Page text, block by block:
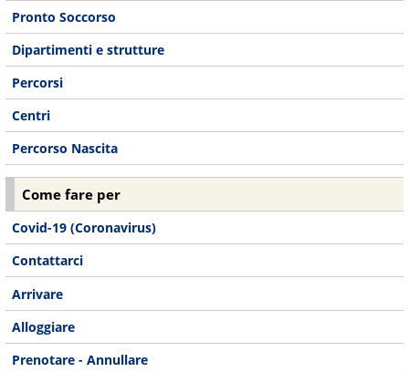
Pronto Soccorso
Dipartimenti e strutture
Percorsi
Centri
Percorso Nascita
Come fare per
Covid-19 (Coronavirus)
Contattarci
Arrivare
Alloggiare
Prenotare - Annullare